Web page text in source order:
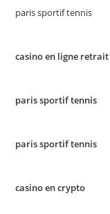
paris sportif tennis
casino en ligne
paris sportif tennis
paris sportif tennis
casino en crypto